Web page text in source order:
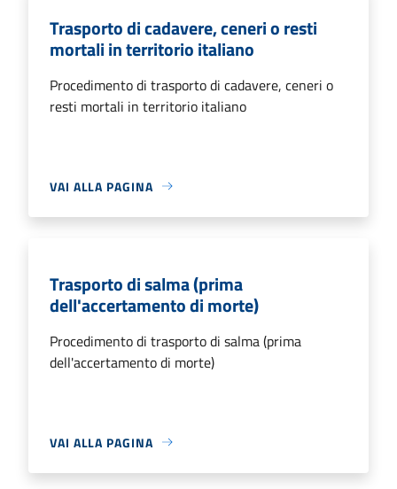
Trasporto di cadavere, ceneri o resti
mortali in territorio italiano
Procedimento di trasporto di cadavere, ceneri o
resti mortali in territorio italiano
VAI ALLA PAGINA
Trasporto di salma (prima
dell'accertamento di morte)
Procedimento di trasporto di salma (prima
dell'accertamento di morte)
VAI ALLA PAGINA